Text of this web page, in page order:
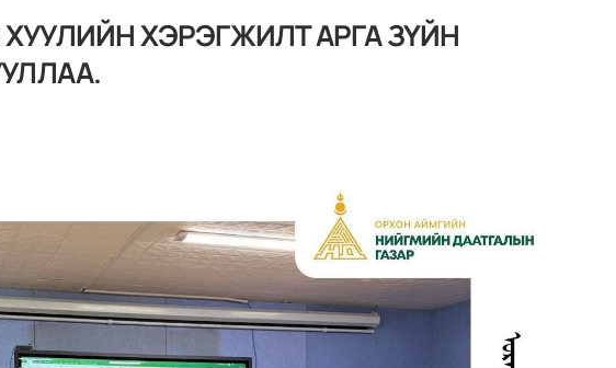
ХЭРЭГЖИЛТ АРГА ЗҮЙН